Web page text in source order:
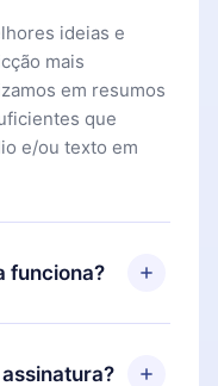
ideias e
mais
em resumos
que
e/ou texto em
funciona?
e começar a
algum motivo